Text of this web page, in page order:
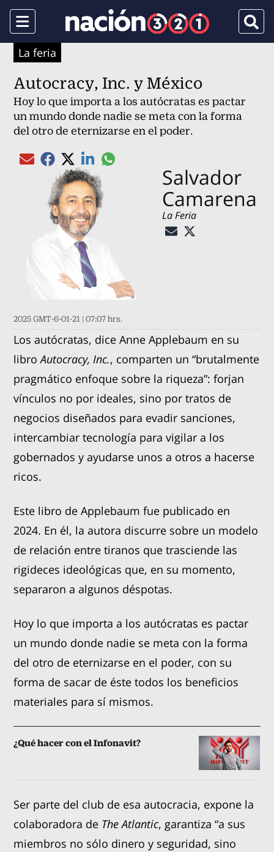
Menu
La feria
Autocracy, Inc. y México
Hoy lo que importa a los autócratas es pactar
un mundo donde nadie se meta con la forma
del otro de eternizarse en el poder.
Compartir el artículo actual mediante Email
Compartir el artículo actual mediante Facebook
Compartir el artículo actual mediante Twitter
Compartir el artículo actual mediante
Compartir el artículo actual mediante
Salvador
Camarena
La Feria
2025 GMT-6-01-21 | 07:07 hrs.
Los autócratas, dice Anne Applebaum en su
libroAutocracy, Inc., comparten un “brutalmente
pragmático enfoque sobre la riqueza”: forjan
vínculos no por ideales, sino por tratos de
negocios diseñados para evadir sanciones,
intercambiar tecnología para vigilar a los
gobernados y ayudarse unos a otros a hacerse
ricos.
Este libro de Applebaum fue publicado en
2024. En él, la autora discurre sobre un modelo
de relación entre tiranos que trasciende las
rigideces ideológicas que, en su momento,
separaron a algunos déspotas.
Hoy lo que importa a los autócratas es pactar
un mundo donde nadie se meta con la forma
del otro de eternizarse en el poder, con su
forma de sacar de éste todos los beneficios
materiales para sí mismos.
¿Qué hacer con el Infonavit?
Ser parte del club de esa autocracia, expone la
colaboradora de The Atlantic, garantiza “a sus
miembros no sólo dinero y seguridad, sino